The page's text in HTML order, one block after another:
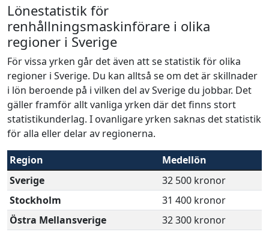
Lönestatistik för
renhållningsmaskinförare i olika
regioner i Sverige
För vissa yrken går det även att se statistik för olika
regioner i Sverige. Du kan alltså se om det är skillnader
i lön beroende på i vilken del av Sverige du jobbar. Det
gäller framför allt vanliga yrken där det finns stort
statistikunderlag. I ovanligare yrken saknas det statistik
för alla eller delar av regionerna.
Region
Medellön
Sverige
32 500 kronor
Stockholm
31 400 kronor
Östra Mellansverige
32 300 kronor